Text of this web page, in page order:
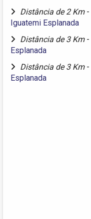
Distância de 2 Km -
Iguatemi Esplanada
Distância de 3 Km -
Esplanada
Distância de 3 Km -
Esplanada